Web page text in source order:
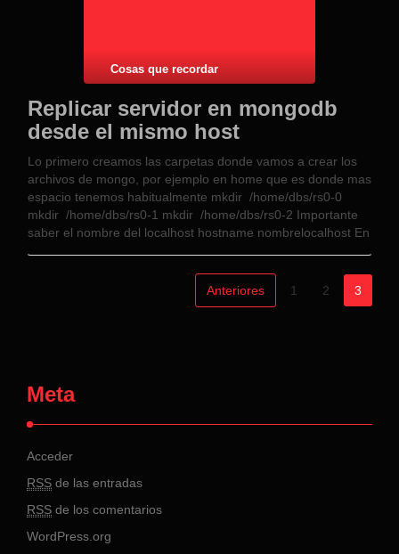
Cosas que recordar
Replicar servidor en mongodb
desde el mismo host
Lo primero creamos las carpetas donde vamos a crear los
archivos de mongo, por ejemplo en home que es donde mas
espacio tenemos habitualmente mkdir /home/dbs/rs0-0
mkdir /home/dbs/rs0-1 mkdir /home/dbs/rs0-2 Importante
saber el nombre del localhost hostname nombrelocalhost En
Anteriores
1 2 3
Meta
Acceder
RSS de las entradas
RSS de los comentarios
WordPress.org